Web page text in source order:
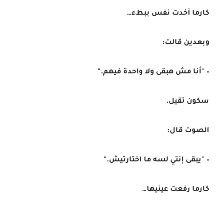
كارما أخدت نفس ببطء…
وبعدين قالت:
– "أنا مش هبقى ولا واحدة فيهم."
سكون تقيل.
الصوت قال:
– "يبقى إنتي لسه ما اختارتيش."
كارما رفعت عينيها…